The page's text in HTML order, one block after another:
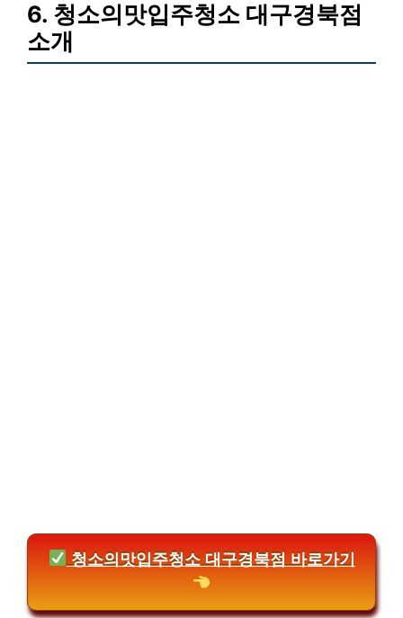
6. 청소의맛입주청소 대구경북점
소개
청소의맛입주청소 대구경북점 바로가기